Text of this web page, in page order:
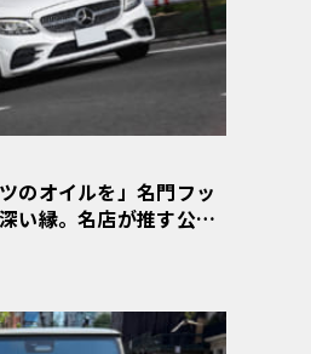
のオイルを」名門フッ
い縁。名店が推す公認
わうシルキーな走り